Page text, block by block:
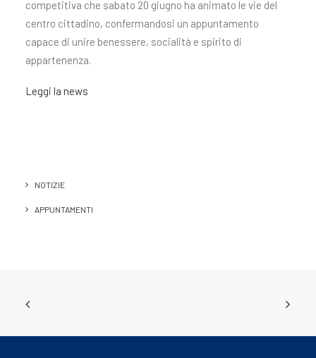
competitiva che sabato 20 giugno ha animato le vie del
centro cittadino, confermandosi un appuntamento
capace di unire benessere, socialità e spirito di
appartenenza.
Leggi la news
NOTIZIE
APPUNTAMENTI